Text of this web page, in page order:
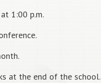
1:00 p.m.
at the end of the school.